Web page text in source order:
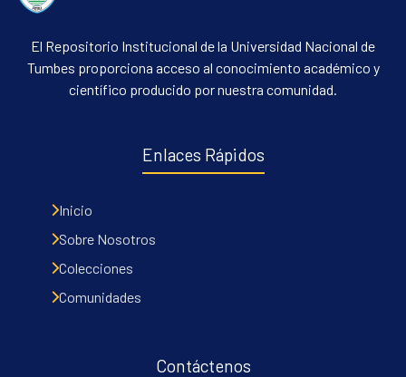
Communities & Collections
El Repositorio Institucional de la Universidad Nacional de
Tumbes proporciona acceso al conocimiento académico y
científico producido por nuestra comunidad.
Enlaces Rápidos
Inicio
Sobre Nosotros
Colecciones
Comunidades
Contáctenos